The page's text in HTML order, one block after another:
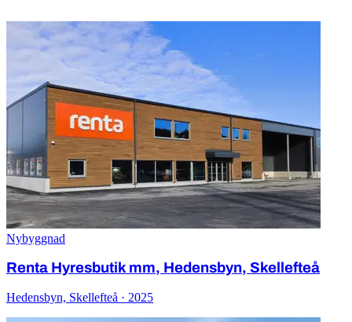
Nybyggnad
Renta Hyresbutik mm, Hedensbyn, Skellefteå
Hedensbyn, Skellefteå · 2025